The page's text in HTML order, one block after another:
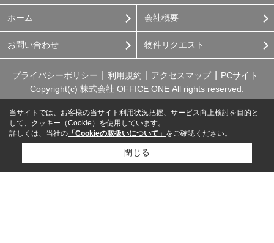
ホーム 会社概要
お問い合わせ 物件リクエスト
プライバシーポリシー 利用規約 アクセスマップ
PCサイト
Copyright(c) 株式会社 OFFICE ONE All rights reserved.
当サイトでは、お客様の当サイト利用状況把握、サービス向上検討を目的と
して、クッキー（Cookie）を使用しています。
詳しくは、当社の 「Cookieの取扱いについて」 をご確認ください。
閉じる